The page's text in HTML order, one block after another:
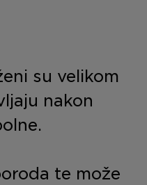
su velikom
nakon
te može